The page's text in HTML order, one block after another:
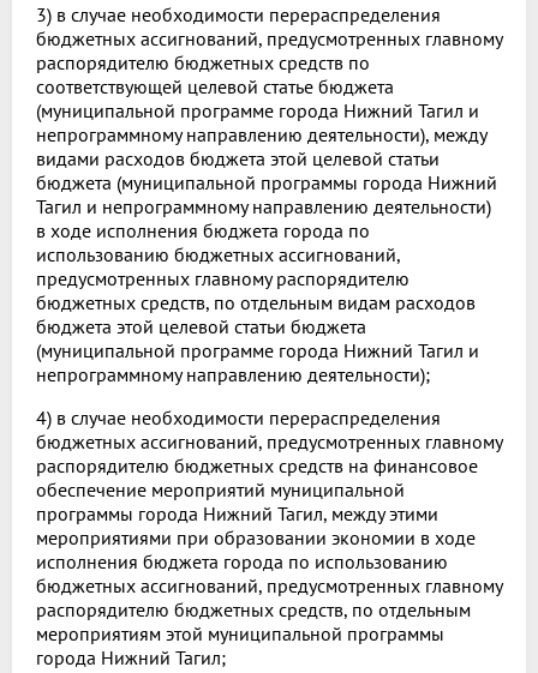
3) в случае необходимости перераспределения
бюджетных ассигнований, предусмотренных главному
распорядителю бюджетных средств по
соответствующей целевой статье бюджета
(муниципальной программе города Нижний Тагил и
непрограммному направлению деятельности), между
видами расходов бюджета этой целевой статьи
бюджета (муниципальной программы города Нижний
Тагил и непрограммному направлению деятельности)
в ходе исполнения бюджета города по
использованию бюджетных ассигнований,
предусмотренных главному распорядителю
бюджетных средств, по отдельным видам расходов
бюджета этой целевой статьи бюджета
(муниципальной программе города Нижний Тагил и
непрограммному направлению деятельности);
4) в случае необходимости перераспределения
бюджетных ассигнований, предусмотренных главному
распорядителю бюджетных средств на финансовое
обеспечение мероприятий муниципальной
программы города Нижний Тагил, между этими
мероприятиями при образовании экономии в ходе
исполнения бюджета города по использованию
бюджетных ассигнований, предусмотренных главному
распорядителю бюджетных средств, по отдельным
мероприятиям этой муниципальной программы
города Нижний Тагил;